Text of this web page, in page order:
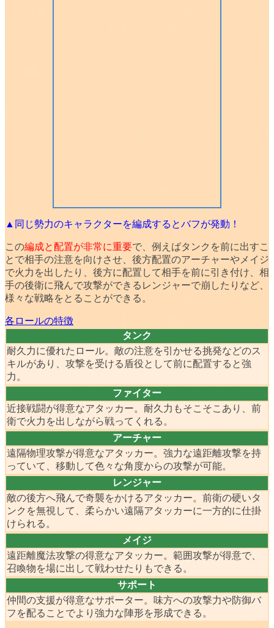
▲同じ勢力のキャラクターを編成するとバフが発動！
この編成と配置が非常に重要で、例えばタンクを前に出すこ
とで相手の注意を向けさせ、後方配置のアーチャーやメイジ
で火力を出したり、後方に配置して相手を前に引き付け、相
手の後衛に飛んで攻撃ができるレンジャーで崩したりなど、
様々な戦略をとることができる。
各ロールの特徴
タンク
耐久力に優れたロール。敵の注意を引かせる挑発などのス
キルがあり、攻撃を受ける盾役として前に配置すると強
力。
ファイター
近接戦闘が得意なアタッカー。耐久力もそこそこあり、前
衛で火力を出しながら戦ってくれる。
アーチャー
遠隔物理攻撃が得意なアタッカー。強力な遠距離攻撃を持
っていて、移動して色々な角度からの攻撃が可能。
レンジャー
敵の後方へ飛んで奇襲をかけるアタッカー。前衛の硬いタ
ンクを無視して、柔らかい遠隔アタッカーに一方的に仕掛
けられる。
メイジ
遠距離魔法攻撃の得意なアタッカー。範囲攻撃が得意で、
召喚物を場に出して戦わせたりもできる。
サポート
仲間の支援が得意なサポーター。味方への攻撃力や防御バ
フを配ることでより強力な陣形を形成できる。